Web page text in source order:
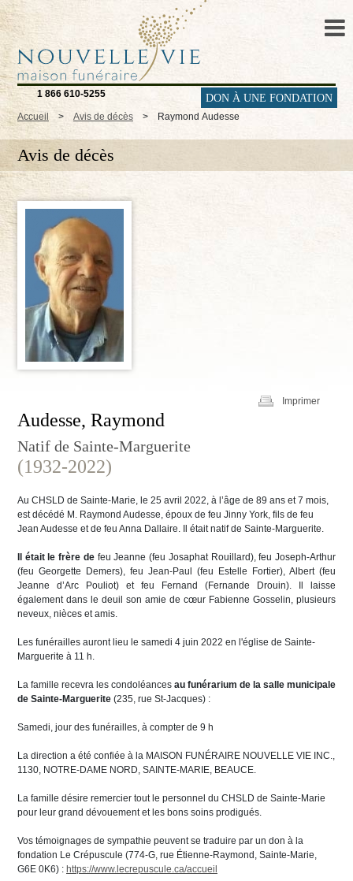
1 866 610-5255 DON À UNE FONDATION
Accueil > Avis de décès > Raymond Audesse
Avis de décès
Imprimer
Audesse, Raymond
Natif de Sainte-Marguerite
(1932-2022)
Au CHSLD de Sainte-Marie, le 25 avril 2022, à l’âge de 89 ans et 7 mois,
est décédé M. Raymond Audesse, époux de feu Jinny York, fils de feu
Jean Audesse et de feu Anna Dallaire. Il était natif de Sainte-Marguerite.
Il était le frère defeu Jeanne (feu Josaphat Rouillard), feu Joseph-Arthur
(feu Georgette Demers), feu Jean-Paul (feu Estelle Fortier), Albert (feu
Jeanne d’Arc Pouliot) et feu Fernand (Fernande Drouin). Il laisse
également dans le deuil son amie de cœur Fabienne Gosselin, plusieurs
neveux, nièces et amis.
Les funérailles auront lieu le samedi 4 juin 2022 en l'église de Sainte-
Marguerite à 11 h.
La famille recevra les condoléances au funérarium de la salle municipale
de Sainte-Marguerite (235, rue St-Jacques) :
Samedi, jour des funérailles, à compter de 9 h
La direction a été confiée à la MAISON FUNÉRAIRE NOUVELLE VIE INC.,
1130, NOTRE-DAME NORD, SAINTE-MARIE, BEAUCE.
La famille désire remercier tout le personnel du CHSLD de Sainte-Marie
pour leur grand dévouement et les bons soins prodigués.
Vos témoignages de sympathie peuvent se traduire par un don à la
fondation Le Crépuscule (774-G, rue Étienne-Raymond, Sainte-Marie,
G6E 0K6) : https://www.lecrepuscule.ca/accueil